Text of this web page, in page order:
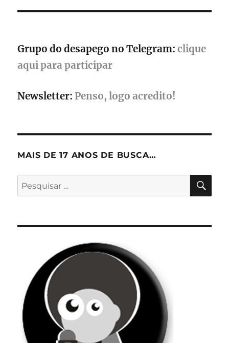
década
Grupo do desapego no Telegram: clique
aqui para participar
Newsletter: Penso, logo acredito!
MAIS DE 17 ANOS DE BUSCA…
Pesquisar
por: